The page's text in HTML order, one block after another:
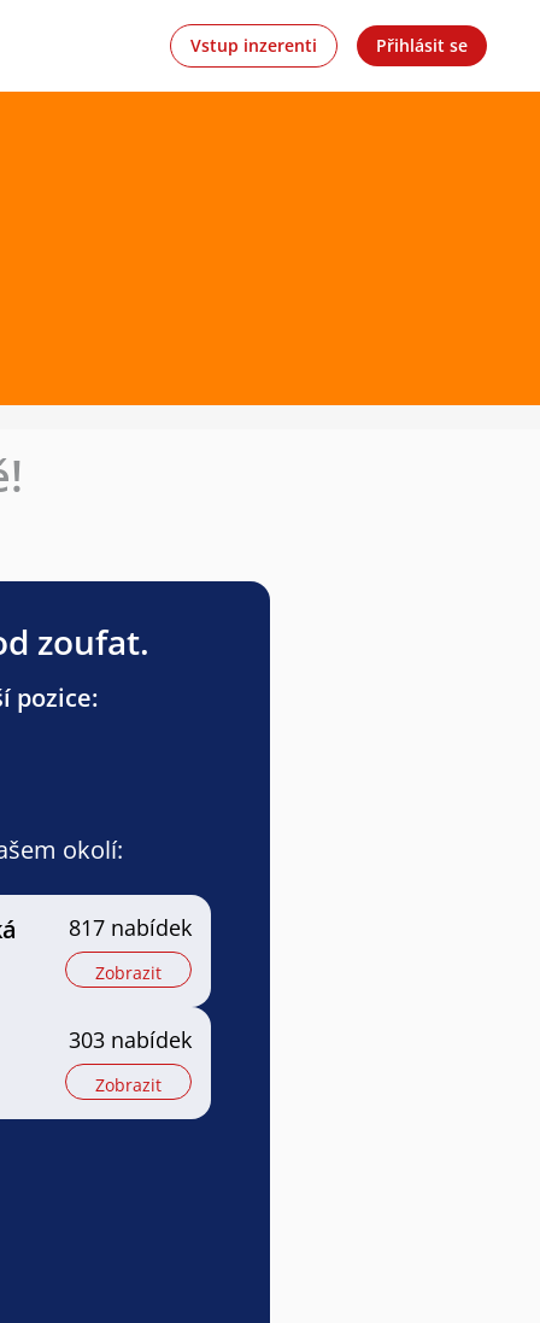
Vstup inzerenti Přihlásit se
zoufat.
pozice:
okolí:
817 nabídek
Zobrazit
303 nabídek
Zobrazit